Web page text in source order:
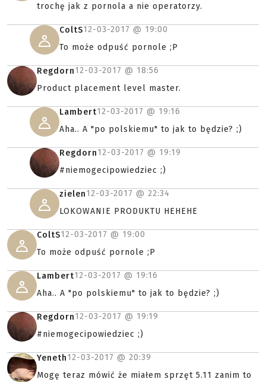
trochę jak z pornola a nie operatorzy.
ColtS12-03-2017 @ 19:00
To może odpuść pornole ;P
Regdorn12-03-2017 @ 18:56
Product placement level master.
Lambert12-03-2017 @ 19:16
Aha.. A "po polskiemu" to jak to będzie? ;)
Regdorn12-03-2017 @ 19:19
#niemogecipowiedziec ;)
zielen12-03-2017 @ 22:34
LOKOWANIE PRODUKTU HEHEHE
ColtS12-03-2017 @ 19:00
To może odpuść pornole ;P
Lambert12-03-2017 @ 19:16
Aha.. A "po polskiemu" to jak to będzie? ;)
Regdorn12-03-2017 @ 19:19
#niemogecipowiedziec ;)
Yeneth12-03-2017 @ 20:39
Mogę teraz mówić że miałem sprzęt 5.11 zanim to